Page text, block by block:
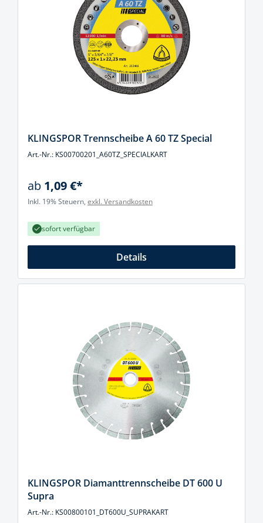
KLINGSPOR Trennscheibe A 60 TZ Special
Art.-Nr.: KS00700201_A60TZ_SPECIALKART
ab 1,09 €*
Inkl. 19% Steuern, exkl. Versandkosten
sofort verfügbar
Details
KLINGSPOR Diamanttrennscheibe DT 600 U
Supra
Art.-Nr.: KS00800101_DT600U_SUPRAKART